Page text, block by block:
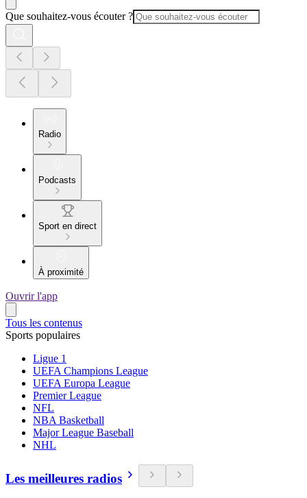
Que souhaitez-vous écouter ?
Radio
Podcasts
Sport en direct
À proximité
Ouvrir l'app
Tous les contenus
Sports populaires
Ligue 1
UEFA Champions League
UEFA Europa League
Premier League
NFL
NBA Basketball
Major League Baseball
NHL
Les meilleures radios